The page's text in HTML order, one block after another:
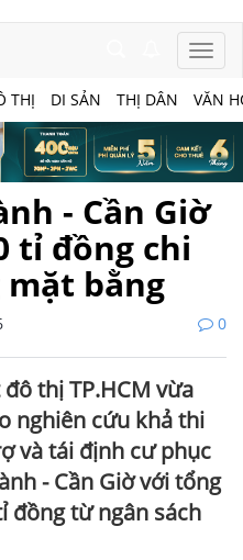
THỊ DI SẢN THỊ DÂN VĂN
- Cần Giờ
tỉ đồng chi
bằng
0
thị TP.HCM vừa
nghiên cứu khả thi
và tái định cư phục
- Cần Giờ với tổng
đồng từ ngân sách